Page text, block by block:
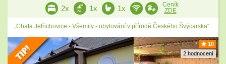
2x 1x 1x
Ceník
ZDE
„Chata Jetřichovice - Všemily - ubytování v přírodě Českého Švýcarska“
10
2 hodnocení